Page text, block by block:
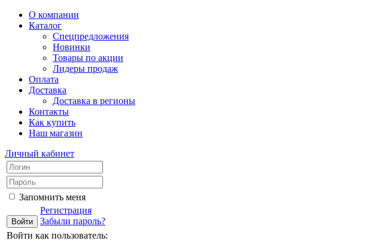
О компании
Каталог
Спецпредложения
Новинки
Товары по акции
Лидеры продаж
Оплата
Доставка
Доставка в регионы
Контакты
Как купить
Наш магазин
Личный кабинет
Запомнить меня
Регистрация
Забыли пароль?
Войти как пользователь: